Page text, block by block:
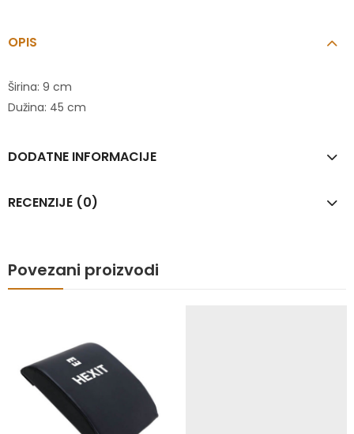
OPIS
Širina: 9 cm
Dužina: 45 cm
DODATNE INFORMACIJE
RECENZIJE (0)
Povezani proizvodi